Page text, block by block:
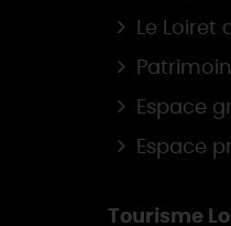
Le Loiret
Espace
Espace
Tourisme